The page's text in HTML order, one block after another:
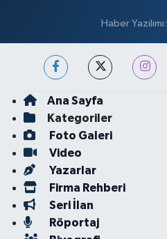
Haber Yazılımı:
Ana Sayfa
Kategoriler
Foto Galeri
Video
Yazarlar
Firma Rehberi
Seri İlan
Röportaj